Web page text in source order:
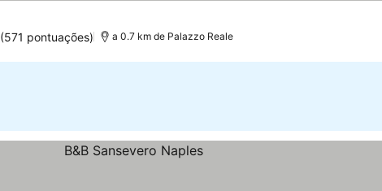
(571 pontuações) a 0.7 km de Palazzo Reale